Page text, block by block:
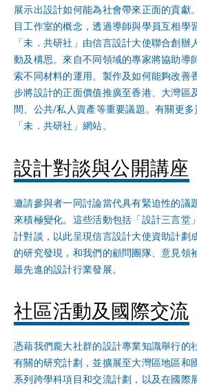
展示出設計如何能為社會帶來正面的貢獻
目工作室的概念，透過導師與學員互相學
「未．共研社」由信言設計大使聯合創辦
動及構思。來自不同領域的專家將協助導
索不同材料的運用、製作及如何能夠改善
步將設計的正面價值推廣至香港、大灣區
間、公共/私人資產等重要議題。有關更多
「未．共研社」網站。
設計對談與公開講座
邀請參與者一同討論當代具有緊迫性的議
來積極變化。這些活動包括「設計三言堂
計對談，以此呈現信言設計大使資助計劃
的研究發現，和我們的顧問團隊、意見領
最先進的設計行業發展。
社區活動及國際交流
憑藉我們龐大社群的設計專業知識舉行的
有關的研究計劃，並擴展至大灣區地區和
系列跨學科項目和交流計劃，以及在國際